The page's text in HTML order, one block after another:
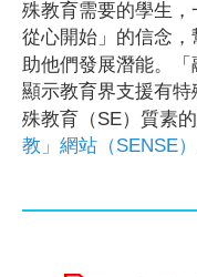
殊教育需要的學生
從心開始」的信念
助他們發展潛能。「
顯示教育界支援有特
殊教育（SE）質素
教」網站（SENSE）